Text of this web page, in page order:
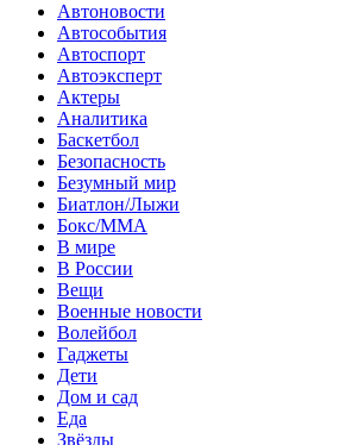
Автоновости
Автособытия
Автоспорт
Автоэксперт
Актеры
Аналитика
Баскетбол
Безопасность
Безумный мир
Биатлон/Лыжи
Бокс/MMA
В мире
В России
Вещи
Военные новости
Волейбол
Гаджеты
Дети
Дом и сад
Еда
Звёзды